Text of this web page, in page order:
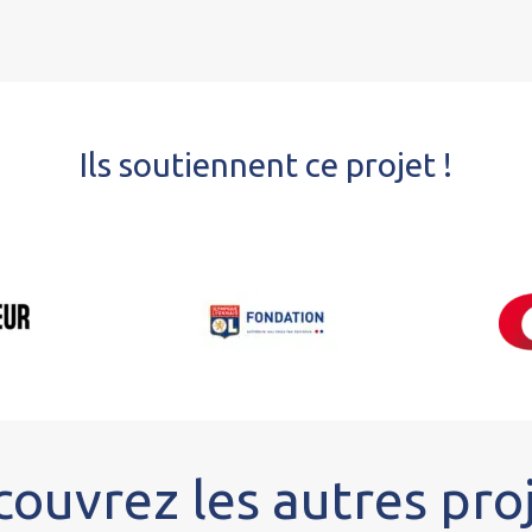
Ils soutiennent ce projet !
les autres